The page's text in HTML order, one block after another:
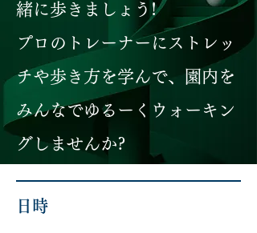
緒に歩きましょう!
プロのトレーナーにストレッ
チや歩き方を学んで、園内を
みんなでゆるーくウォーキン
グしませんか?
​日時